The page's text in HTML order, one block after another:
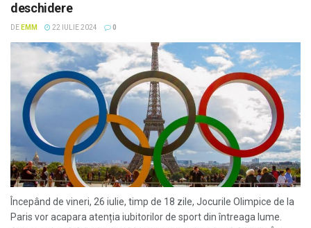
deschidere
DE EMM 22 IULIE 2024 0
Începând de vineri, 26 iulie, timp de 18 zile, Jocurile Olimpice de la
Paris vor acapara atenția iubitorilor de sport din întreaga lume.